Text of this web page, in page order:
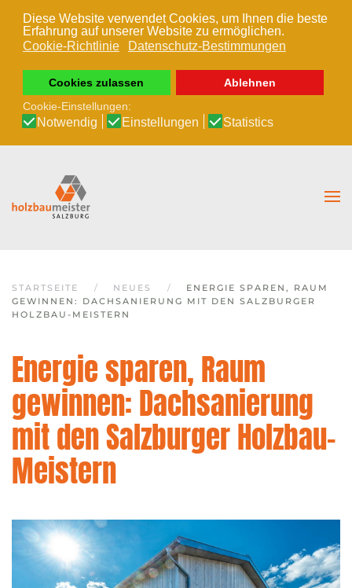
Diese Website verwendet Cookies, um Ihnen die beste
Erfahrung auf unserer Website zu ermöglichen.
Cookie-Richtlinie
Datenschutz-Bestimmungen
Cookies zulassen
Ablehnen
Cookie-Einstellungen:
Notwendig Einstellungen Statistics
Zum Hauptinhalt springen
STARTSEITE NEUES
ENERGIE SPAREN, RAUM
GEWINNEN: DACHSANIERUNG MIT DEN SALZBURGER
HOLZBAU-MEISTERN
Energie sparen, Raum
gewinnen: Dachsanierung
mit den Salzburger Holzbau-
Meistern